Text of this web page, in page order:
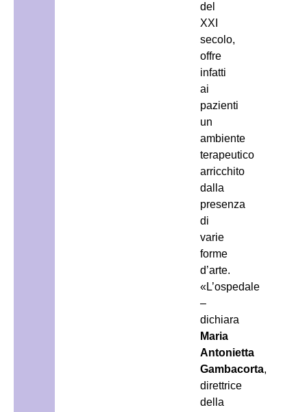
del
XXI
secolo,
offre
infatti
ai
pazienti
un
ambiente
terapeutico
arricchito
dalla
presenza
di
varie
forme
d’arte.
«L’ospedale
–
dichiara
Maria
Antonietta
Gambacorta,
direttrice
della